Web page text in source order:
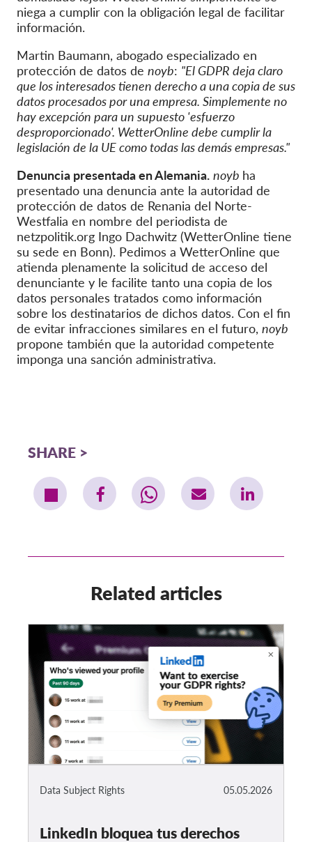
niega a cumplir con la obligación legal de facilitar
información.
Martin Baumann, abogado especializado en
protección de datos de noyb: "El GDPR deja claro
que los interesados tienen derecho a una copia de sus
datos procesados por una empresa. Simplemente no
hay excepción para un supuesto 'esfuerzo
desproporcionado'. WetterOnline debe cumplir la
legislación de la UE como todas las demás empresas."
Denuncia presentada en Alemania. noyb ha
presentado una denuncia ante la autoridad de
protección de datos de Renania del Norte-
Westfalia en nombre del periodista de
netzpolitik.org Ingo Dachwitz (WetterOnline tiene
su sede en Bonn). Pedimos a WetterOnline que
atienda plenamente la solicitud de acceso del
denunciante y le facilite tanto una copia de los
datos personales tratados como información
sobre los destinatarios de dichos datos. Con el fin
de evitar infracciones similares en el futuro, noyb
propone también que la autoridad competente
imponga una sanción administrativa.
SHARE
Related articles
05.05.2026
Data Subject Rights
LinkedIn bloquea tus derechos